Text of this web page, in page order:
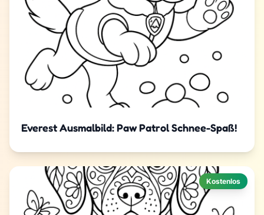
Everest Ausmalbild: Paw Patrol Schnee-Spaß!
Kostenlos